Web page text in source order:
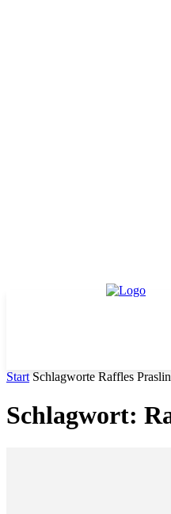
Start Schlagworte Raffles Praslin
Schlagwort: